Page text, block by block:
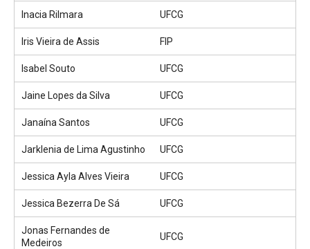
Inacia Rilmara UFCG
Iris Vieira de Assis FIP
Isabel Souto UFCG
Jaine Lopes da Silva UFCG
Janaína Santos UFCG
Jarklenia de Lima Agustinho UFCG
Jessica Ayla Alves Vieira UFCG
Jessica Bezerra De Sá UFCG
Jonas Fernandes de
Medeiros
UFCG